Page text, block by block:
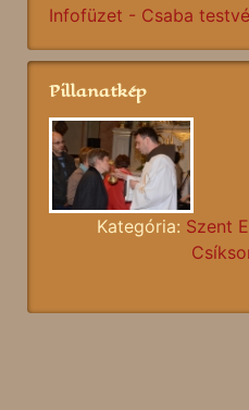
Infofüzet - Csaba
Pillanatkép
Kategória: Szent